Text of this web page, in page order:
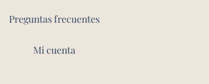
Preguntas frecuentes
Mi cuenta